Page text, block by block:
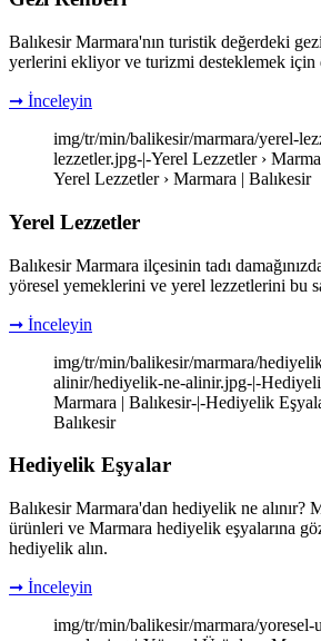
Balıkesir Marmara'nın turistik değerdeki
yerlerini ekliyor ve turizmi desteklemek için
➞ İnceleyin
img/tr/min/balikesir/marmara/yerel-
lezzetler.jpg-|-Yerel Lezzetler ›
Yerel Lezzetler › Marmara | Balıkesir
Yerel Lezzetler
Balıkesir Marmara ilçesinin tadı
yöresel yemeklerini ve yerel lezzetlerini bu
➞ İnceleyin
img/tr/min/balikesir/marmara/
alinir/hediyelik-ne-alinir.jpg-|-
Marmara | Balıkesir-|-Hediyelik
Balıkesir
Hediyelik Eşyalar
Balıkesir Marmara'dan hediyelik ne alınır?
ürünleri ve Marmara hediyelik eşyalarına
hediyelik alın.
➞ İnceleyin
img/tr/min/balikesir/marmara/yoresel-